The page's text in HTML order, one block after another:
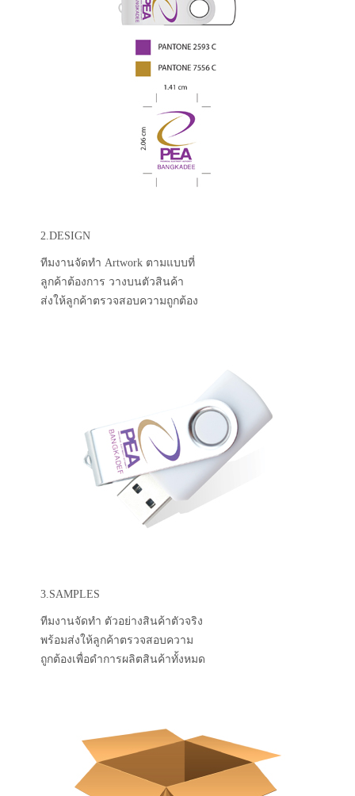
2.DESIGN
ทีมงานจัดทำ Artwork ตามแบบที่
ลูกค้าต้องการ วางบนตัวสินค้า
ส่งให้ลูกค้าตรวจสอบความถูกต้อง
3.SAMPLES
ทีมงานจัดทำ ตัวอย่างสินค้าตัวจริง
พร้อมส่งให้ลูกค้าตรวจสอบความ
ถูกต้องเพื่อดำการผลิตสินค้าทั้งหมด